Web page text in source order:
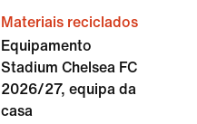
Materiais reciclados
Equipamento
Stadium Chelsea FC
2026/27, equipa da
casa